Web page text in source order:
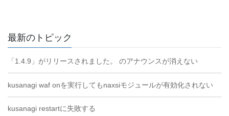
最新のトピック
「1.4.9」がリリースされました。 のアナウンスが消えない
kusanagi waf onを実行してもnaxsiモジュールが有効化されない
kusanagi restartに失敗する